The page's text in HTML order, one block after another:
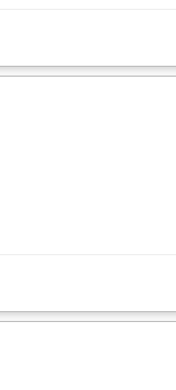
sprzedaży
planów sprzedażowych,